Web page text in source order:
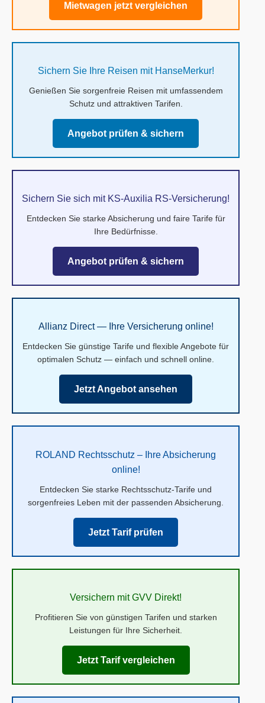
Mietwagen jetzt vergleichen
Sichern Sie Ihre Reisen mit HanseMerkur!
Genießen Sie sorgenfreie Reisen mit umfassendem
Schutz und attraktiven Tarifen.
Angebot prüfen & sichern
Sichern Sie sich mit KS-Auxilia RS-Versicherung!
Entdecken Sie starke Absicherung und faire Tarife für
Ihre Bedürfnisse.
Angebot prüfen & sichern
Allianz Direct — Ihre Versicherung online!
Entdecken Sie günstige Tarife und flexible Angebote für
optimalen Schutz — einfach und schnell online.
Jetzt Angebot ansehen
ROLAND Rechtsschutz – Ihre Absicherung
online!
Entdecken Sie starke Rechtsschutz-Tarife und
sorgenfreies Leben mit der passenden Absicherung.
Jetzt Tarif prüfen
Versichern mit GVV Direkt!
Profitieren Sie von günstigen Tarifen und starken
Leistungen für Ihre Sicherheit.
Jetzt Tarif vergleichen